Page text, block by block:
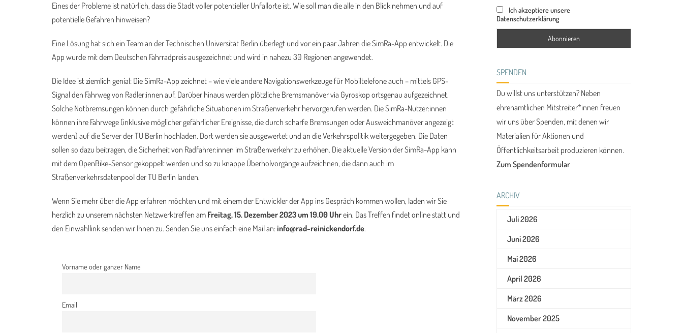
Eines der Probleme ist natürlich, dass die Stadt voller potentieller Unfallorte ist. Wie soll man die alle in den Blick nehmen und auf
potentielle Gefahren hinweisen?
Eine Lösung hat sich ein Team an der Technischen Universität Berlin überlegt und vor ein paar Jahren die SimRa-App entwickelt. Die
App wurde mit dem Deutschen Fahrradpreis ausgezeichnet und wird in nahezu 30 Regionen angewendet.
Die Idee ist ziemlich genial: Die SimRa-App zeichnet – wie viele andere Navigationswerkzeuge für Mobiltelefone auch – mittels GPS-
Signal den Fahrweg von Radler:innen auf. Darüber hinaus werden plötzliche Bremsmanöver via Gyroskop ortsgenau aufgezeichnet.
Solche Notbremsungen können durch gefährliche Situationen im Straßenverkehr hervorgerufen werden. Die SimRa-Nutzer:innen
können ihre Fahrwege (inklusive möglicher gefährlicher Ereignisse, die durch scharfe Bremsungen oder Ausweichmanöver angezeigt
werden) auf die Server der TU Berlin hochladen. Dort werden sie ausgewertet und an die Verkehrspolitik weitergegeben. Die Daten
sollen so dazu beitragen, die Sicherheit von Radfahrer:innen im Straßenverkehr zu erhöhen. Die aktuelle Version der SimRa-App kann
mit dem OpenBike-Sensor gekoppelt werden und so zu knappe Überholvorgänge aufzeichnen, die dann auch im
Straßenverkehrsdatenpool der TU Berlin landen.
Wenn Sie mehr über die App erfahren möchten und mit einem der Entwickler der App ins Gespräch kommen wollen, laden wir Sie
herzlich zu unserem nächsten Netzwerktreffen am Freitag, 15. Dezember 2023 um 19.00 Uhrein. Das Treffen findet online statt und
den Einwahllink senden wir Ihnen zu. Senden Sie uns einfach eine Mail an:info@rad-reinickendorf.de.
Vorname oder ganzer Name
Email
Ich akzeptiere unsere
Datenschutzerklärung
SPENDEN
Du willst uns unterstützen? Neben
ehrenamtlichen Mitstreiter*innen freuen
wir uns über Spenden, mit denen wir
Materialien für Aktionen und
Öffentlichkeitsarbeit produzieren können.
Zum Spendenformular
ARCHIV
Juli 2026
Juni 2026
Mai 2026
April 2026
März 2026
November 2025